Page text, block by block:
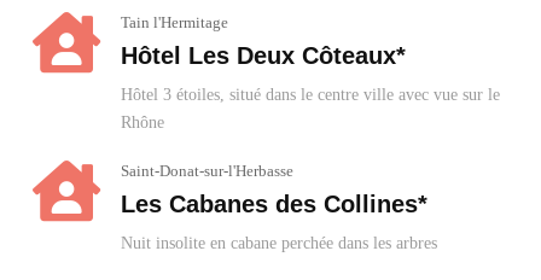
Tain l'Hermitage
Hôtel Les Deux Côteaux*
Hôtel 3 étoiles, situé dans le centre ville avec vue sur le
Rhône
Saint-Donat-sur-l'Herbasse
Les Cabanes des Collines*
Nuit insolite en cabane perchée dans les arbres